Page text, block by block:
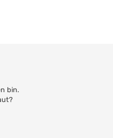
bin.